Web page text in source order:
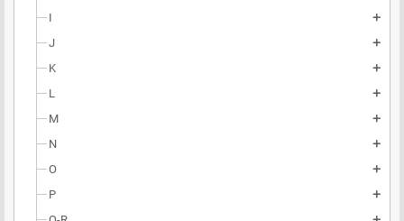
I add
J add
K add
L add
M add
N add
O add
P add